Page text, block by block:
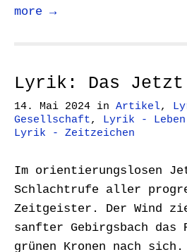
more →
Lyrik: Das Jetzt
14. Mai 2024 in Artikel,
Gesellschaft, Lyrik - Leben
Lyrik - Zeitzeichen
Im orientierungslosen
Schlachtrufe aller
Zeitgeister. Der Wind
sanfter Gebirgsbach das
grünen Kronen nach